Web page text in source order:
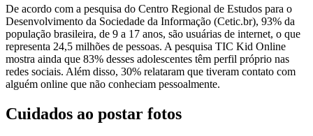
De acordo com a pesquisa do Centro Regional de Estudos para o
Desenvolvimento da Sociedade da Informação (Cetic.br), 93% da
população brasileira, de 9 a 17 anos, são usuárias de internet, o que
representa 24,5 milhões de pessoas. A pesquisa TIC Kid Online
mostra ainda que 83% desses adolescentes têm perfil próprio nas
redes sociais. Além disso, 30% relataram que tiveram contato com
alguém online que não conheciam pessoalmente.
Cuidados ao postar fotos